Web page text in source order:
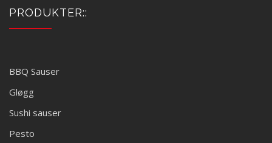
PRODUKTER::
BBQ Sauser
Gløgg
Sushi sauser
Pesto